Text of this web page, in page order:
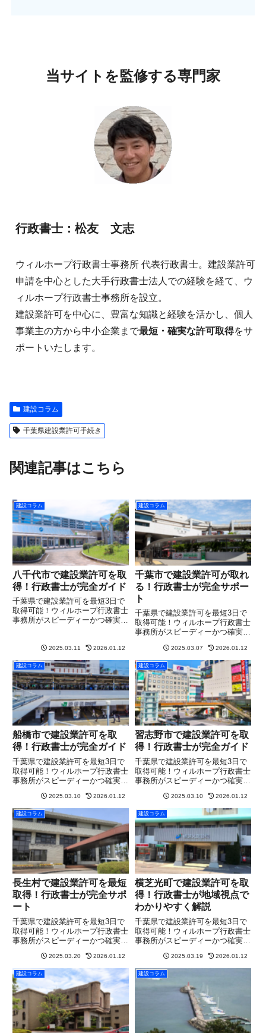
当サイトを監修する専門家
行政書士：松友 文志
ウィルホープ行政書士事務所 代表行政書士。建設業許可
申請を中心とした大手行政書士法人での経験を経て、ウ
ィルホープ行政書士事務所を設立。
建設業許可を中心に、豊富な知識と経験を活かし、個人
事業主の方から中小企業まで最短・確実な許可取得をサ
ポートいたします。
建設コラム
千葉県建設業許可手続き
関連記事はこちら
建設コラム
八千代市で建設業許可を取
得！行政書士が完全ガイド
千葉県で建設業許可を最短3日で
取得可能！ウィルホープ行政書士
事務所がスピーディーかつ確実に
2025.03.11 2026.01.12
建設コラム
千葉市で建設業許可が取れ
る！行政書士が完全サポー
ト
千葉県で建設業許可を最短3日で
取得可能！ウィルホープ行政書士
事務所がスピーディーかつ確実に
2025.03.07 2026.01.12
建設コラム
船橋市で建設業許可を取
得！行政書士が完全ガイド
千葉県で建設業許可を最短3日で
取得可能！ウィルホープ行政書士
事務所がスピーディーかつ確実に
2025.03.10 2026.01.12
建設コラム
習志野市で建設業許可を取
得！行政書士が完全ガイド
千葉県で建設業許可を最短3日で
取得可能！ウィルホープ行政書士
事務所がスピーディーかつ確実に
2025.03.10 2026.01.12
建設コラム
長生村で建設業許可を最短
取得！行政書士が完全サポ
ート
千葉県で建設業許可を最短3日で
取得可能！ウィルホープ行政書士
事務所がスピーディーかつ確実に
2025.03.20 2026.01.12
建設コラム
横芝光町で建設業許可を取
得！行政書士が地域視点で
わかりやすく解説
千葉県で建設業許可を最短3日で
取得可能！ウィルホープ行政書士
事務所がスピーディーかつ確実に
2025.03.19 2026.01.12
建設コラム 建設コラム